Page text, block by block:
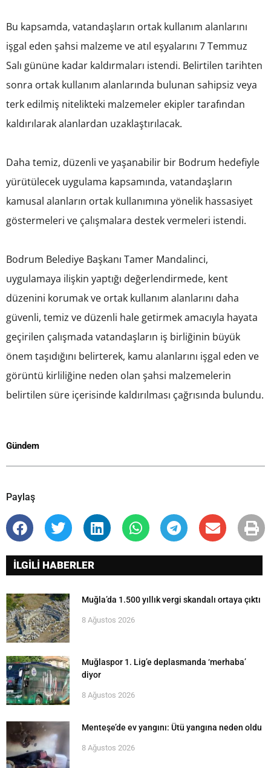
Bu kapsamda, vatandaşların ortak kullanım alanlarını
işgal eden şahsi malzeme ve atıl eşyalarını 7 Temmuz
Salı gününe kadar kaldırmaları istendi. Belirtilen tarihten
sonra ortak kullanım alanlarında bulunan sahipsiz veya
terk edilmiş nitelikteki malzemeler ekipler tarafından
kaldırılarak alanlardan uzaklaştırılacak.
Daha temiz, düzenli ve yaşanabilir bir Bodrum hedefiyle
yürütülecek uygulama kapsamında, vatandaşların
kamusal alanların ortak kullanımına yönelik hassasiyet
göstermeleri ve çalışmalara destek vermeleri istendi.
Bodrum Belediye Başkanı Tamer Mandalinci,
uygulamaya ilişkin yaptığı değerlendirmede, kent
düzenini korumak ve ortak kullanım alanlarını daha
güvenli, temiz ve düzenli hale getirmek amacıyla hayata
geçirilen çalışmada vatandaşların iş birliğinin büyük
önem taşıdığını belirterek, kamu alanlarını işgal eden ve
görüntü kirliliğine neden olan şahsi malzemelerin
belirtilen süre içerisinde kaldırılması çağrısında bulundu.
Gündem
Paylaş
İLGİLİ HABERLER
Muğla’da 1.500 yıllık vergi skandalı ortaya çıktı
8 Ağustos 2026
Muğlaspor 1. Lig’e deplasmanda ‘merhaba’
diyor
8 Ağustos 2026
Menteşe’de ev yangını: Ütü yangına neden oldu
8 Ağustos 2026